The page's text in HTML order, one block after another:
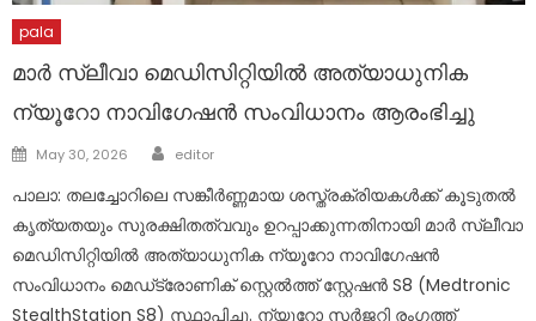
pala
മാർ സ്ലീവാ മെഡിസിറ്റിയിൽ അത്യാധുനിക
ന്യൂറോ നാവിഗേഷൻ സംവിധാനം ആരംഭിച്ചു
Posted
May 30, 2026 Author
editor
പാലാ: തലച്ചോറിലെ സങ്കീർണ്ണമായ ശസ്ത്രക്രിയകൾക്ക് കൂടുതൽ
കൃത്യതയും സുരക്ഷിതത്വവും ഉറപ്പാക്കുന്നതിനായി മാർ സ്ലീവാ
മെഡിസിറ്റിയിൽ അത്യാധുനിക ന്യൂറോ നാവിഗേഷൻ
സംവിധാനം ​മെഡ്ട്രോണിക് സ്റ്റെൽത്ത് സ്റ്റേഷൻ S8 (Medtronic
StealthStation S8) സ്ഥാപിച്ചു. ന്യൂറോ സർജറി രംഗത്ത്